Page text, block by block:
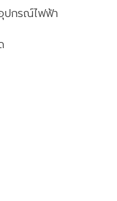
ปกรณ์ไฟฟ้า